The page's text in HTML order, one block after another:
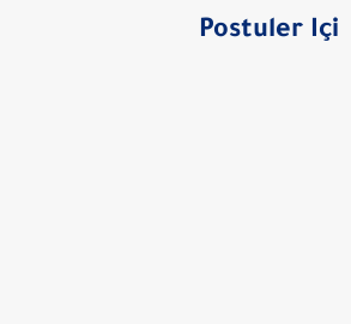
Postuler Içi